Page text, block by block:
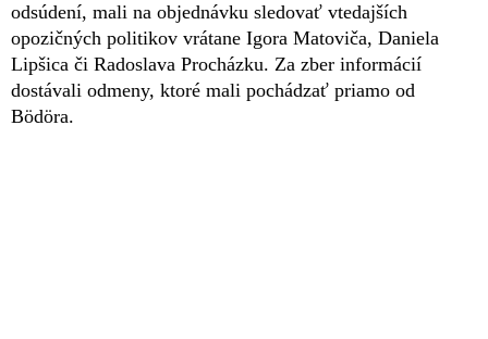
odsúdení, mali na objednávku sledovať vtedajších
opozičných politikov vrátane Igora Matoviča, Daniela
Lipšica či Radoslava Procházku. Za zber informácií
dostávali odmeny, ktoré mali pochádzať priamo od
Bödöra.